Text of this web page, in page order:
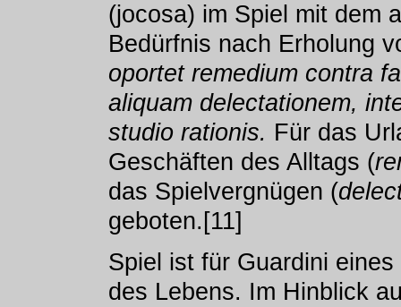
(jocosa) im Spiel mit dem
Bedürfnis nach Erholung
oportet remedium contra
aliquam delectationem,
studio rationis. Für das
Geschäften des Alltags (
das Spielvergnügen (
geboten.[11]
Spiel ist für Guardini
des Lebens. Im Hinblick